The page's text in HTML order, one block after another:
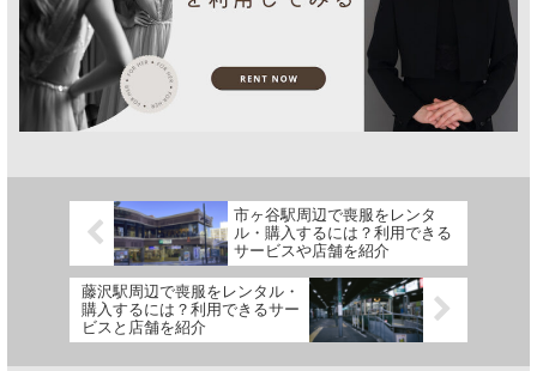
市ヶ谷駅周辺で喪服をレンタ
ル・購入するには？利用できる
サービスや店舗を紹介
藤沢駅周辺で喪服をレンタル・
購入するには？利用できるサー
ビスと店舗を紹介